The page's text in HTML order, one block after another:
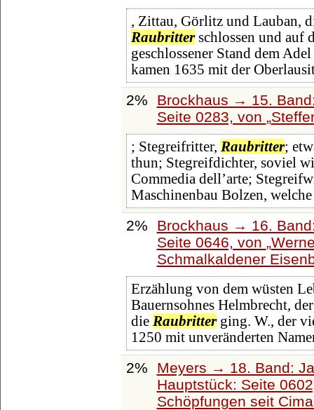
, Zittau, Görlitz und Lauban,
Raubritterschlossen und auf
geschlossener Stand dem
kamen 1635 mit der
2%
Brockhaus → 15.
Seite 0283, von
; Stegreifritter, Raubritter;
thun; Stegreifdichter, soviel
Commedia dell’arte;
Maschinenbau Bolzen,
2%
Brockhaus → 16.
Seite 0646, von
Schmalkaldener
Erzählung von dem wüsten
Bauernsohnes Helmbrecht,
die Raubritterging. W., der
1250 mit unveränderten
2%
Meyers → 18. Band:
Hauptstück: Seite
Schöpfungen seit